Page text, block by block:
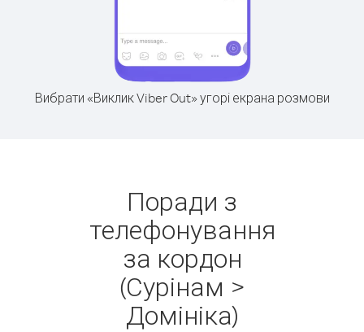
Вибрати «Виклик Viber Out» угорі екрана розмови
Поради з
телефонування
за кордон
(Сурінам >
Домініка)